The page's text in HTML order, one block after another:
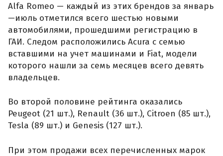
Alfa Romeo — каждый из этих брендов за январь
—июль отметился всего шестью новыми
автомобилями, прошедшими регистрацию в
ГАИ. Следом расположились Acura с семью
вставшими на учет машинами и Fiat, модели
которого нашли за семь месяцев всего девять
владельцев.
Во второй половине рейтинга оказались
Peugeot (21 шт.), Renault (36 шт.), Citroen (85 шт.),
Tesla (89 шт.) и Genesis (127 шт.).
При этом продажи всех перечисленных марок